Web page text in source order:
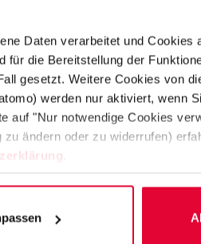
Daten verarbeitet und Cookies
die Bereitstellung der
gesetzt. Weitere Cookies von
werden nur aktiviert, wenn
auf "Nur notwendige Cookies
ändern oder zu widerrufen)
FERTIGSTELLUNG
2008